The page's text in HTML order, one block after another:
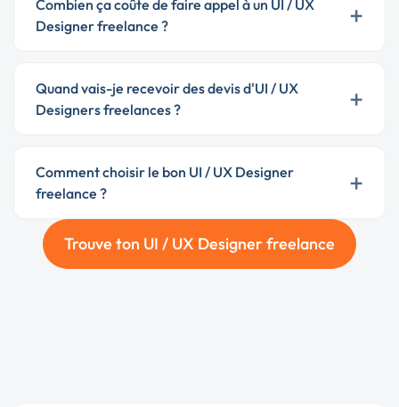
Combien ça coûte de faire appel à un UI / UX
Designer freelance ?
+
Quand vais-je recevoir des devis d'UI / UX
Designers freelances ?
+
Comment choisir le bon UI / UX Designer
freelance ?
+
Trouve ton UI / UX Designer freelance